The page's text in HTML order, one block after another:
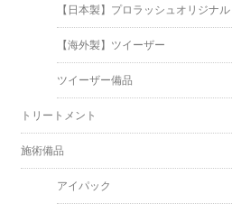
【日本製】プロラッシュオリジナル
【海外製】ツイーザー
ツイーザー備品
トリートメント
施術備品
アイパック